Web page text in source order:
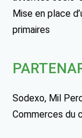
Mise en place
primaires
Sodexo, Mil
Commerces du